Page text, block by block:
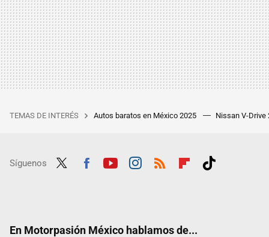
TEMAS DE INTERÉS Autos baratos en México 2025 Nissan V-Drive
Síguenos
En Motorpasión México hablamos de...